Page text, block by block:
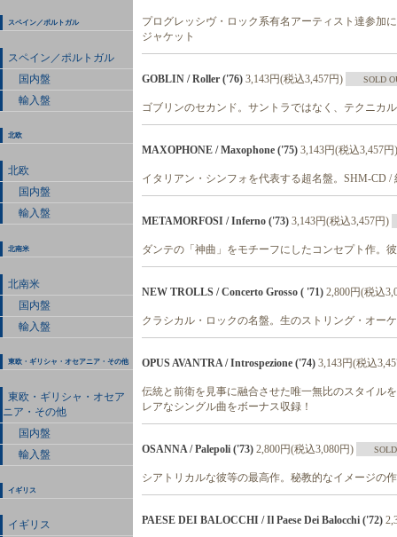
スペイン／ポルトガル
スペイン／ポルトガル
国内盤
輸入盤
北欧
北欧
国内盤
輸入盤
北南米
北南米
国内盤
輸入盤
東欧・ギリシャ・オセアニア・その他
東欧・ギリシャ・オセア
ニア・その他
国内盤
輸入盤
イギリス
イギリス
プログレッシヴ・ロック系有名アーティスト達参
ジャケット
GOBLIN / Roller ('76) 3,143円(税込3,457円) SOLD
ゴブリンのセカンド。サントラではなく、テクニカ
MAXOPHONE / Maxophone ('75) 3,143円(税込3,457円)
イタリアン・シンフォを代表する超名盤。SHM-
METAMORFOSI / Inferno ('73) 3,143円(税込3,457円)
ダンテの「神曲」をモチーフにしたコンセプト作。
NEW TROLLS / Concerto Grosso ( '71) 2,800円(税込
クラシカル・ロックの名盤。生のストリング・オー
OPUS AVANTRA / Introspezione ('74) 3,143円(税込
伝統と前衛を見事に融合させた唯一無比のスタイル
レアなシングル曲をボーナス収録！
OSANNA / Palepoli ('73) 2,800円(税込3,080円)
シアトリカルな彼等の最高作。秘教的なイメージの
PAESE DEI BALOCCHI / Il Paese Dei Balocchi ('72)